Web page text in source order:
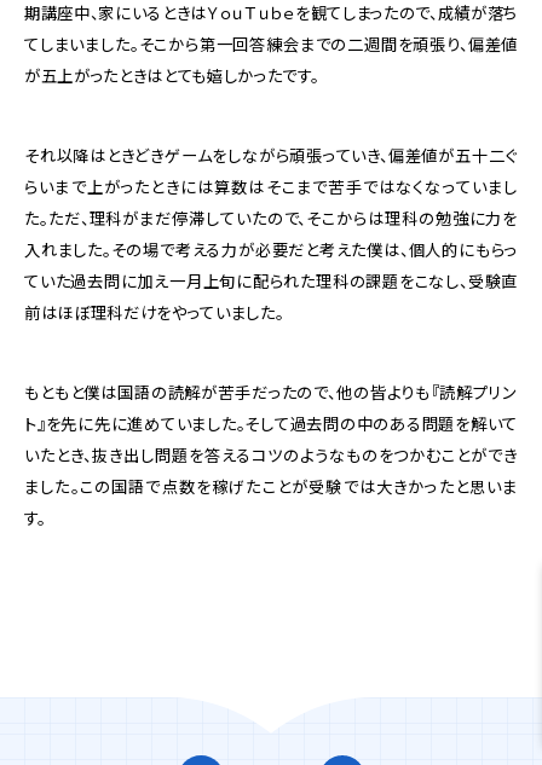
期講座中、家にいるときはＹｏｕＴｕｂｅを観てしまったので、成績が落ち
てしまいました。そこから第一回答練会までの二週間を頑張り、偏差値
が五上がったときはとても嬉しかったです。
それ以降はときどきゲームをしながら頑張っていき、偏差値が五十二ぐ
らいまで上がったときには算数はそこまで苦手ではなくなっていまし
た。ただ、理科がまだ停滞していたので、そこからは理科の勉強に力を
入れました。その場で考える力が必要だと考えた僕は、個人的にもらっ
ていた過去問に加え一月上旬に配られた理科の課題をこなし、受験直
前はほぼ理科だけをやっていました。
もともと僕は国語の読解が苦手だったので、他の皆よりも『読解プリン
ト』を先に先に進めていました。そして過去問の中のある問題を解いて
いたとき、抜き出し問題を答えるコツのようなものをつかむことができ
ました。この国語で点数を稼げたことが受験では大きかったと思いま
す。